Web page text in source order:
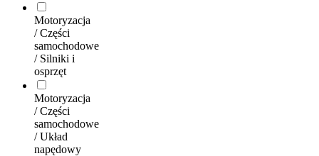
Motoryzacja
/ Części
samochodowe
/ Silniki i
osprzęt
Motoryzacja
/ Części
samochodowe
/ Układ
napędowy